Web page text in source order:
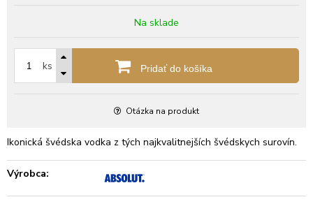
Na sklade
ks Pridať do košíka
Otázka na produkt
Ikonická švédska vodka z tých najkvalitnejších švédskych surovín.
Výrobca: